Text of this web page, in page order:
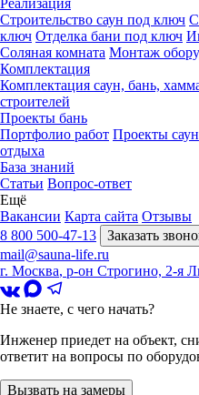
Реализация
Строительство саун под ключ
ключ Отделка бани под ключ
Соляная комната Монтаж
Комплектация
Комплектация саун, бань,
строителей
Проекты бань
Портфолио работ Проекты саун
отдыха
База знаний
Статьи Вопрос-ответ
Ещё
Вакансии Карта сайта Отзывы
8 800 500-47-13
Заказать
mail@sauna-life.ru
г. Москва, р-он Строгино, 2-я
Не знаете, с чего начать?
Инженер приедет на объект,
ответит на вопросы по
Вызвать на замеры